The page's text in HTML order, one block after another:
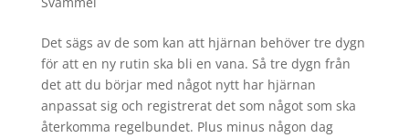
Det sägs av de som kan att hjärnan behöver tre dygn
för att en ny rutin ska bli en vana. Så tre dygn från
det att du börjar med något nytt har hjärnan
anpassat sig och registrerat det som något som ska
återkomma regelbundet. Plus minus någon dag